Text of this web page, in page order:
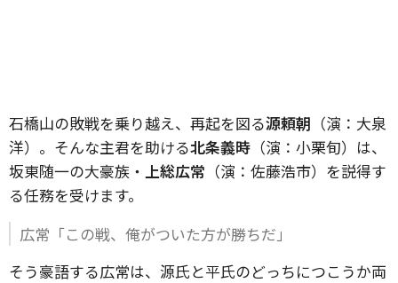
石橋山の敗戦を乗り越え、再起を図る源頼朝 （演：大泉
洋）。そんな主君を助ける北条義時 （演：小栗旬）は、
坂東随一の大豪族・ 上総広常 （演：佐藤浩市）を説得す
る任務を受けます。
広常「この戦、俺がついた方が勝ちだ」
そう豪語する広常は、源氏と平氏のどっちにつこうか両